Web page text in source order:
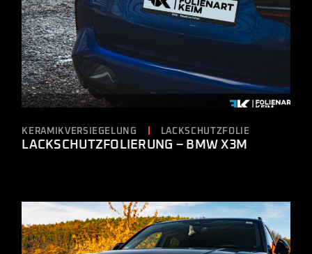
KERAMIKVERSIEGELUNG LACKSCHUTZFOLIE
LACKSCHUTZFOLIERUNG – BMW X3M